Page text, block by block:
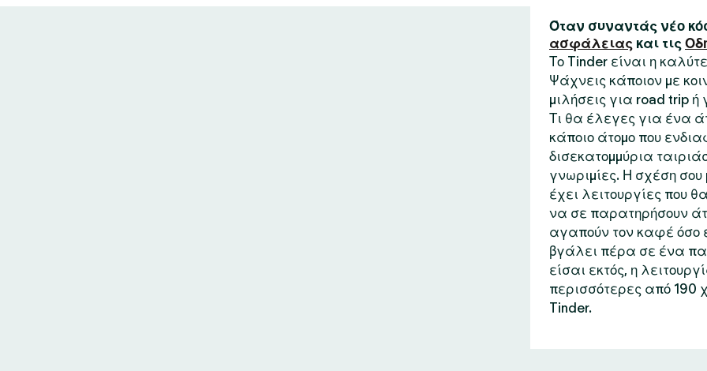
Όταν συναντάς νέο
ασφάλειας και τις
Το Tinder είναι η
Ψάχνεις κάποιον με
μιλήσεις για road trip
Τι θα έλεγες για ένα
κάποιο άτομο που
δισεκατομμύρια
γνωριμίες. Η σχέση σου
έχει λειτουργίες που
να σε παρατηρήσουν
αγαπούν τον καφέ όσο
βγάλει πέρα σε ένα
είσαι εκτός, η
περισσότερες από 190
Tinder.